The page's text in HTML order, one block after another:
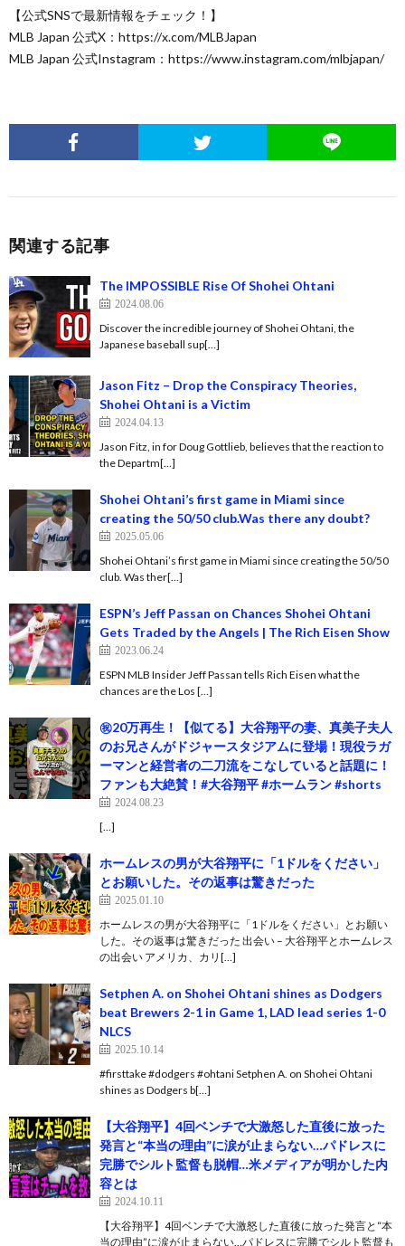
【公式SNSで最新情報をチェック！】
MLB Japan 公式X：https://x.com/MLBJapan
MLB Japan 公式Instagram：https://www.instagram.com/mlbjapan/
関連する記事
The IMPOSSIBLE Rise Of Shohei Ohtani
2024.08.06
Discover the incredible journey of Shohei Ohtani, the
Japanese baseball sup[…]
Jason Fitz – Drop the Conspiracy Theories,
Shohei Ohtani is a Victim
2024.04.13
Jason Fitz, in for Doug Gottlieb, believes that the reaction to
the Departm[…]
Shohei Ohtani’s first game in Miami since
creating the 50/50 club.Was there any doubt?
2025.05.06
Shohei Ohtani’s first game in Miami since creating the 50/50
club. Was ther[…]
ESPN’s Jeff Passan on Chances Shohei Ohtani
Gets Traded by the Angels | The Rich Eisen Show
2023.06.24
ESPN MLB Insider Jeff Passan tells Rich Eisen what the
chances are the Los […]
㊗️20万再生！【似てる】大谷翔平の妻、真美子夫人
のお兄さんがドジャースタジアムに登場！現役ラガ
ーマンと経営者の二刀流をこなしていると話題に！
ファンも大絶賛！#大谷翔平 #ホームラン #shorts
2024.08.23
[…]
ホームレスの男が大谷翔平に「1ドルをください」
とお願いした。その返事は驚きだった
2025.01.10
ホームレスの男が大谷翔平に「1ドルをください」とお願い
した。その返事は驚きだった 出会い – 大谷翔平とホームレス
の出会い アメリカ、カリ[…]
Setphen A. on Shohei Ohtani shines as Dodgers
beat Brewers 2-1 in Game 1, LAD lead series 1-0
NLCS
2025.10.14
#firsttake #dodgers #ohtani Setphen A. on Shohei Ohtani
shines as Dodgers b[…]
【大谷翔平】4回ベンチで大激怒した直後に放った
発言と“本当の理由”に涙が止まらない…パドレスに
完勝でシルト監督も脱帽…米メディアが明かした内
容とは
2024.10.11
【大谷翔平】4回ベンチで大激怒した直後に放った発言と“本
当の理由”に涙が止まらない…パドレスに完勝でシルト監督も